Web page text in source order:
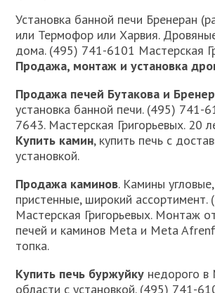
Установка банной печи Бренеран
или Термофор или Харвия.
дома. (495) 741-6101 Мастерская
Продажа, монтаж и установка
Продажа печей Бутакова и
установка банной печи. (495) 741-
7643. Мастерская Григорьевых. 20
Купить камин, купить печь с
установкой.
Продажа каминов. Камины
пристенные, широкий
Мастерская Григорьевых. Монтаж
печей и каминов Meta и Meta
топка.
Купить печь буржуйку недорого в
области с установкой. (495) 741-